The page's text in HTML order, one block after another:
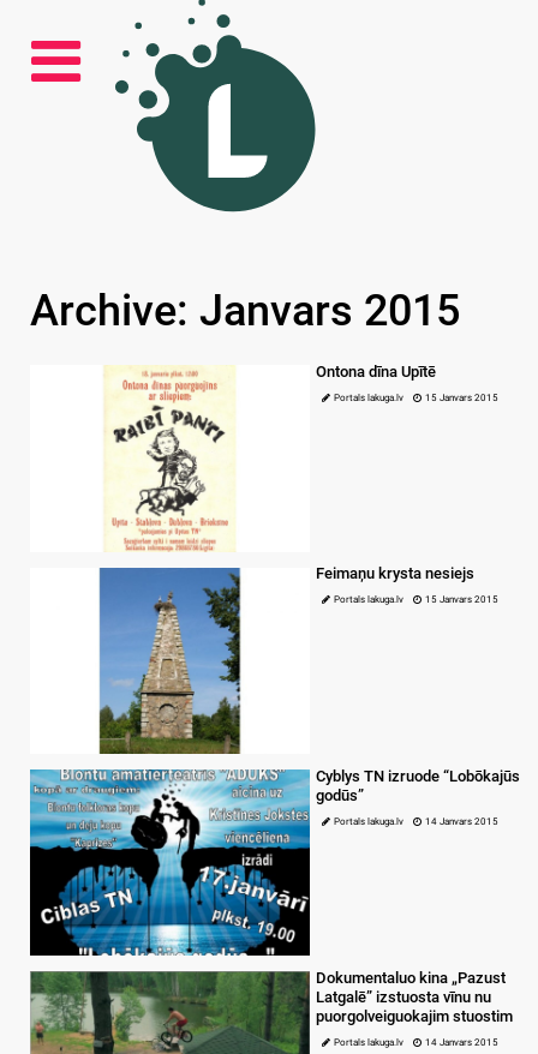
Archive: Janvars 2015
Ontona dīna Upītē
Portals lakuga.lv 15 Janvars 2015
Feimaņu krysta nesiejs
Portals lakuga.lv 15 Janvars 2015
Cyblys TN izruode “Lobōkajūs
godūs”
Portals lakuga.lv 14 Janvars 2015
Dokumentaluo kina „Pazust
Latgalē” izstuosta vīnu nu
puorgolveiguokajim stuostim
Portals lakuga.lv 14 Janvars 2015